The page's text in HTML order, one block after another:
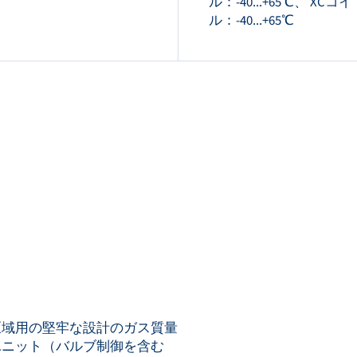
ル：-40...+65℃
用の堅牢な設計のガス質量
ット（バルブ制御を含む